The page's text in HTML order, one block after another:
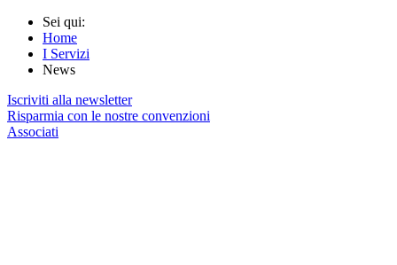
Sei qui:
Home
I Servizi
News
Iscriviti alla newsletter
Risparmia con le nostre convenzioni
Associati